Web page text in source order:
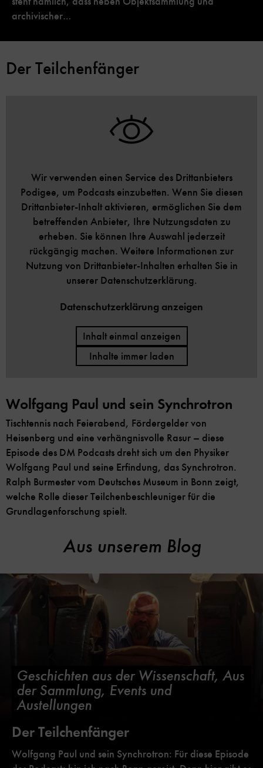
archivischer…
Der Teilchenfänger
Wir verwenden einen Service des Drittanbieters
Podigee, um Podcasts einzubetten. Wenn Sie diesen
Drittanbieter-Inhalt aktivieren, ermöglichen Sie dem
betreffenden Anbieter, Ihre Nutzungsdaten zu
erheben. Sie können Ihre Auswahl jederzeit
rückgängig machen. Weitere Informationen zur
Nutzung von Drittanbieter-Inhalten erhalten Sie in
unserer Datenschutzerklärung.
Datenschutzerklärung anzeigen
Inhalt einmal anzeigen
Inhalte immer laden
Wolfgang Paul und sein Synchrotron
Tischtennis nach Feierabend, Fördergelder von
Heisenberg und eine verhängnisvolle Rasur – diese
Episode des DM Podcasts dreht sich um den Physiker
Wolfgang Paul und seine Erfindung, das Synchrotron.
Ralph Burmester vom Deutsches Museum in Bonn zeigt,
welche Rolle dieser Teilchenbeschleuniger für die
Grundlagenforschung spielt.
Aus unserem Blog
Geschichten aus der Wissenschaft, Aus
der Sammlung, Events und
Austellungen
Der Teilchenfänger
Wolfgang Paul und sein Synchrotron: Für diese Episode